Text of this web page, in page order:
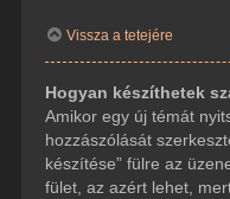
Vissza a tetejére
Hogyan készíthetek
Amikor egy új témát
hozzászólását
készítése” fülre az
fület, az azért lehet,